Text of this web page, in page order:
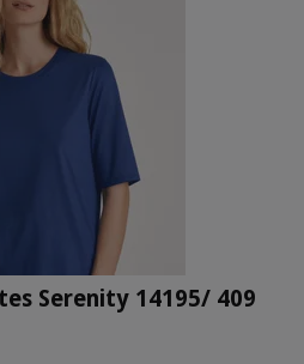
Serenity 14195/ 409